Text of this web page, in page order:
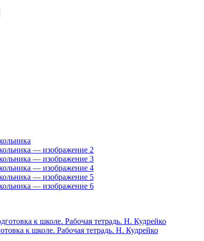
к школе. Рабочая тетрадь. Н. Кудрейко